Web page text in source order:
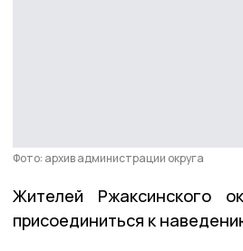
Фото: архив администрации округа
Жителей Ржаксинского
присоединиться к